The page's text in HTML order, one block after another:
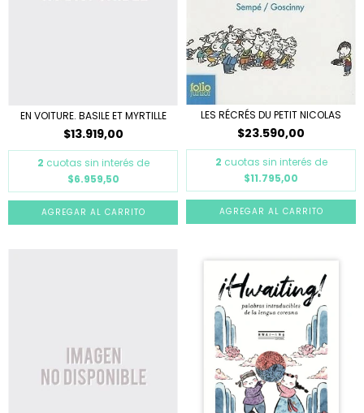
EN VOITURE. BASILE ET MYRTILLE
$13.919,00
2 cuotas sin interés de
$6.959,50
LES RÉCRÉS DU PETIT NICOLAS
$23.590,00
2 cuotas sin interés de
$11.795,00